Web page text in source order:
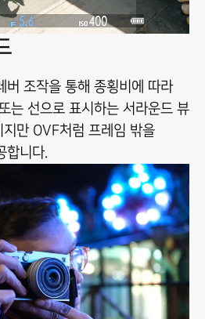
버 조작을 통해 종횡비에 따라
는 선으로 표시하는 서라운드 뷰
만 OVF처럼 프레임 밖을
합니다.